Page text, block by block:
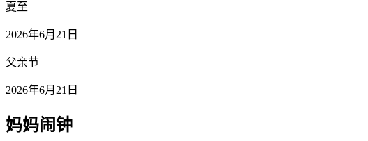
夏至
2026年6月21日
父亲节
2026年6月21日
妈妈闹钟